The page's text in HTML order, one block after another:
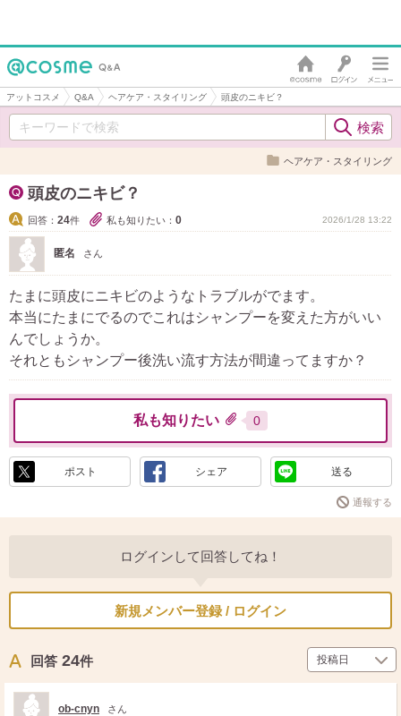
アットコスメ Q&A ヘアケア・スタイリング 頭皮のニキビ？
ヘアケア・スタイリング
頭皮のニキビ？
回答： 24件 私も知りたい： 0 2026/1/28 13:22
匿名 さん
たまに頭皮にニキビのようなトラブルがでます。
本当にたまにでるのでこれはシャンプーを変えた方がいい
んでしょうか。
それともシャンプー後洗い流す方法が間違ってますか？
私も知りたい 0
ポスト シェア 送る
通報する
ログインして回答してね！
新規メンバー登録 / ログイン
回答 24件
ob-cnyn さん